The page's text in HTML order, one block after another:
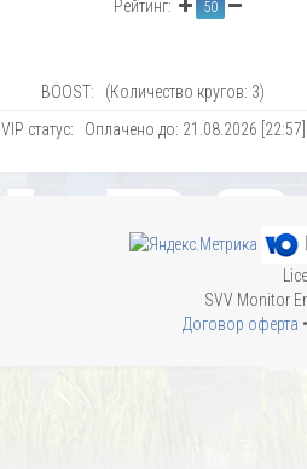
Рейтинг:
50
BOOST: (Количество кругов: 3)
VIP статус: Оплачено до: 21.08.2026 [22:57]
SVV Monitor
Договор оферта